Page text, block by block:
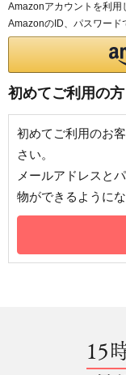
Amazonアカウントを利用
AmazonのID、パスワード
初めてご利用の
初めてご利用のお
さい。
メールアドレスと
物ができるようにな
15